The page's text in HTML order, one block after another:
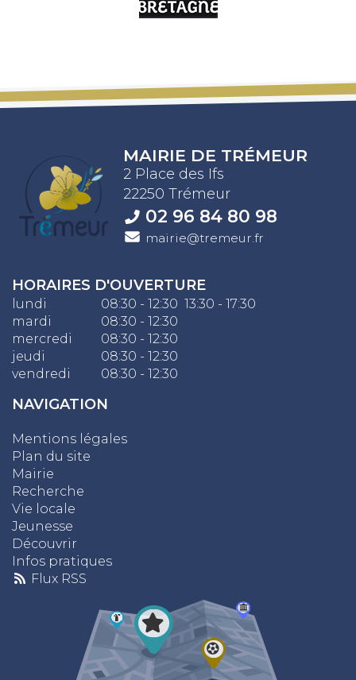
MAIRIE DE TRÉMEUR
2 Place des Ifs
22250 Trémeur
02 96 84 80 98
mairie@tremeur.fr
HORAIRES D'OUVERTURE
lundi
08:30 - 12:30 13:30 - 17:30
mardi
08:30 - 12:30
mercredi 08:30 - 12:30
jeudi
08:30 - 12:30
vendredi
08:30 - 12:30
NAVIGATION
Mentions légales
Plan du site
Mairie
Recherche
Vie locale
Jeunesse
Découvrir
Infos pratiques
Flux RSS